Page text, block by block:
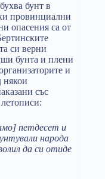
бунт в
провинциални
опасения са от
си верни
бунта и плени
и
някои
със
петдесет и
народа
да си отиде